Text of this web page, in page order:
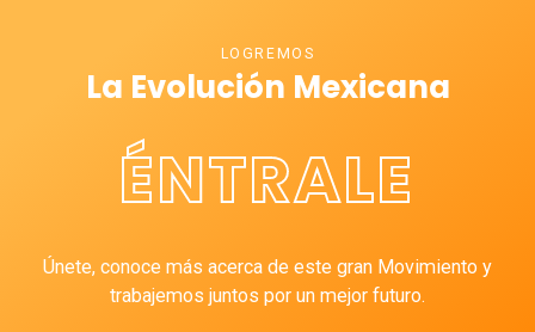
LOGREMOS
La Evolución Mexicana
ÉNTRALE
Únete, conoce más acerca de este gran Movimiento y
trabajemos juntos por un mejor futuro.